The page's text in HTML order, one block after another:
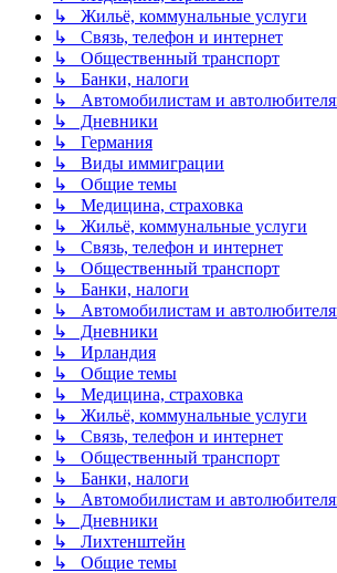
↳ Жильё, коммунальные услуги
↳ Связь, телефон и интернет
↳ Общественный транспорт
↳ Банки, налоги
↳ Автомобилистам и
↳ Дневники
↳ Германия
↳ Виды иммиграции
↳ Общие темы
↳ Медицина, страховка
↳ Жильё, коммунальные услуги
↳ Связь, телефон и интернет
↳ Общественный транспорт
↳ Банки, налоги
↳ Автомобилистам и
↳ Дневники
↳ Ирландия
↳ Общие темы
↳ Медицина, страховка
↳ Жильё, коммунальные услуги
↳ Связь, телефон и интернет
↳ Общественный транспорт
↳ Банки, налоги
↳ Автомобилистам и
↳ Дневники
↳ Лихтенштейн
↳ Общие темы